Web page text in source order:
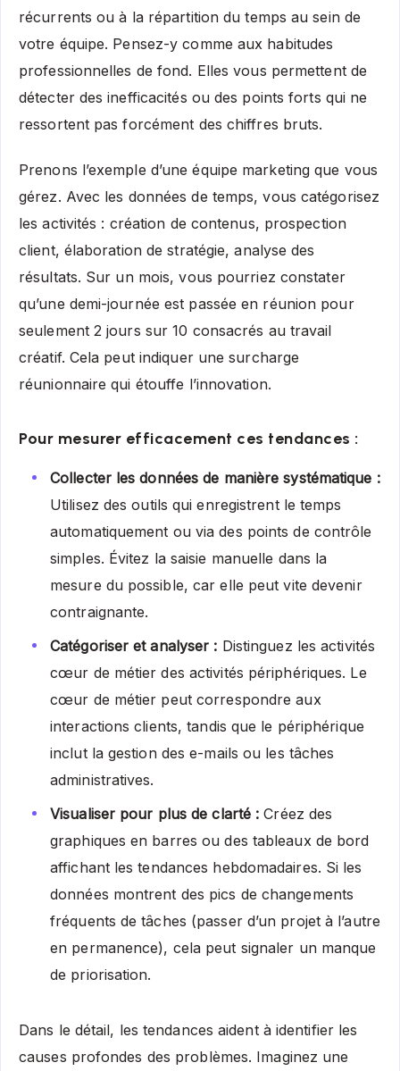
récurrents ou à la répartition du temps au sein de
votre équipe. Pensez-y comme aux habitudes
professionnelles de fond. Elles vous permettent de
détecter des inefficacités ou des points forts qui ne
ressortent pas forcément des chiffres bruts.
Prenons l’exemple d’une équipe marketing que vous
gérez. Avec les données de temps, vous catégorisez
les activités : création de contenus, prospection
client, élaboration de stratégie, analyse des
résultats. Sur un mois, vous pourriez constater
qu’une demi-journée est passée en réunion pour
seulement 2 jours sur 10 consacrés au travail
créatif. Cela peut indiquer une surcharge
réunionnaire qui étouffe l’innovation.
Pour mesurer efficacement ces tendances :
Collecter les données de manière systématique :
Utilisez des outils qui enregistrent le temps
automatiquement ou via des points de contrôle
simples. Évitez la saisie manuelle dans la
mesure du possible, car elle peut vite devenir
contraignante.
Catégoriser et analyser : Distinguez les activités
cœur de métier des activités périphériques. Le
cœur de métier peut correspondre aux
interactions clients, tandis que le périphérique
inclut la gestion des e-mails ou les tâches
administratives.
Visualiser pour plus de clarté :Créez des
graphiques en barres ou des tableaux de bord
affichant les tendances hebdomadaires. Si les
données montrent des pics de changements
fréquents de tâches (passer d’un projet à l’autre
en permanence), cela peut signaler un manque
de priorisation.
Dans le détail, les tendances aident à identifier les
causes profondes des problèmes. Imaginez une